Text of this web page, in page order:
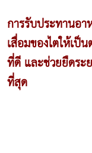
การรับประทานอ
เสื่อมของไตให้เป็
ที่ดี และช่วยยืดระ
ที่สุด